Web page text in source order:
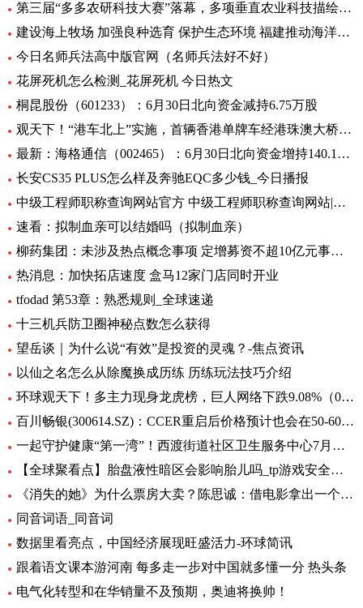
第三届“多多农研科技大赛”落幕，多项垂直农业科技描绘未来农业图景
建设海上牧场 加强良种选育 保护生态环境 福建推动海洋渔业高质量发展（高质量发展调研行）
今日名师兵法高中版官网（名师兵法好不好）
花屏死机怎么检测_花屏死机 今日热文
桐昆股份（601233）：6月30日北向资金减持6.75万股
观天下！“港车北上”实施，首辆香港单牌车经港珠澳大桥入粤
最新：海格通信（002465）：6月30日北向资金增持140.12万股
长安CS35 PLUS怎么样及奔驰EQC多少钱_今日播报
中级工程师职称查询网站官方 中级工程师职称查询网站|世界今日讯
速看：拟制血亲可以结婚吗（拟制血亲）
柳药集团：未涉及热点概念事项 定增募资不超10亿元事项目前处于审核阶段 环球速看
热消息：加快拓店速度 盒马12家门店同时开业
tfodad 第53章：熟悉规则_全球速递
十三机兵防卫圈神秘点数怎么获得
望岳谈｜为什么说“有效”是投资的灵魂？-焦点资讯
以仙之名怎么从除魔换成历练 历练玩法技巧介绍
环球观天下！多主力现身龙虎榜，巨人网络下跌9.08%（06-30）
百川畅银(300614.SZ)：CCER重启后价格预计也会在50-60元/吨左右
一起守护健康“第一湾”！西渡街道社区卫生服务中心7月专病门诊一览表出炉_环球滚动
【全球聚看点】胎盘液性暗区会影响胎儿吗_tp游戏安全中心
《消失的她》为什么票房大卖？陈思诚：借电影拿出一个生活的剖面
同音词语_同音词
数据里看亮点，中国经济展现旺盛活力-环球简讯
跟着语文课本游河南 每多走一步对中国就多懂一分 热头条
电气化转型和在华销量不及预期，奥迪将换帅！